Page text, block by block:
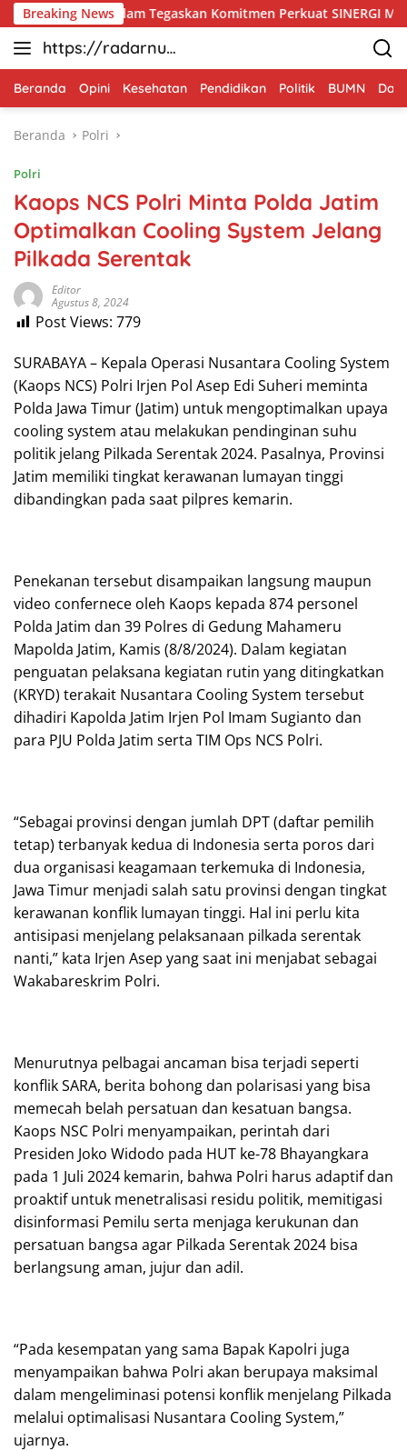
Langsung
ke
konten
Breaking News
Tegaskan Komitmen Perkuat SINERGI Menjaga
https://radarnus
antara.net
Beranda Opini Kesehatan Pendidikan Politik BUMN
Beranda Polri
Polri
Kaops NCS Polri Minta Polda Jatim
Optimalkan Cooling System Jelang
Pilkada Serentak
Editor
Agustus 8, 2024
Post Views: 779
SURABAYA – Kepala Operasi Nusantara Cooling System
(Kaops NCS) Polri Irjen Pol Asep Edi Suheri meminta
Polda Jawa Timur (Jatim) untuk mengoptimalkan upaya
cooling system atau melakukan pendinginan suhu
politik jelang Pilkada Serentak 2024. Pasalnya, Provinsi
Jatim memiliki tingkat kerawanan lumayan tinggi
dibandingkan pada saat pilpres kemarin.
Penekanan tersebut disampaikan langsung maupun
video confernece oleh Kaops kepada 874 personel
Polda Jatim dan 39 Polres di Gedung Mahameru
Mapolda Jatim, Kamis (8/8/2024). Dalam kegiatan
penguatan pelaksana kegiatan rutin yang ditingkatkan
(KRYD) terakait Nusantara Cooling System tersebut
dihadiri Kapolda Jatim Irjen Pol Imam Sugianto dan
para PJU Polda Jatim serta TIM Ops NCS Polri.
“Sebagai provinsi dengan jumlah DPT (daftar pemilih
tetap) terbanyak kedua di Indonesia serta poros dari
dua organisasi keagamaan terkemuka di Indonesia,
Jawa Timur menjadi salah satu provinsi dengan tingkat
kerawanan konflik lumayan tinggi. Hal ini perlu kita
antisipasi menjelang pelaksanaan pilkada serentak
nanti,” kata Irjen Asep yang saat ini menjabat sebagai
Wakabareskrim Polri.
Menurutnya pelbagai ancaman bisa terjadi seperti
konflik SARA, berita bohong dan polarisasi yang bisa
memecah belah persatuan dan kesatuan bangsa.
Kaops NSC Polri menyampaikan, perintah dari
Presiden Joko Widodo pada HUT ke-78 Bhayangkara
pada 1 Juli 2024 kemarin, bahwa Polri harus adaptif dan
proaktif untuk menetralisasi residu politik, memitigasi
disinformasi Pemilu serta menjaga kerukunan dan
persatuan bangsa agar Pilkada Serentak 2024 bisa
berlangsung aman, jujur dan adil.
“Pada kesempatan yang sama Bapak Kapolri juga
menyampaikan bahwa Polri akan berupaya maksimal
dalam mengeliminasi potensi konflik menjelang Pilkada
melalui optimalisasi Nusantara Cooling System,”
ujarnya.